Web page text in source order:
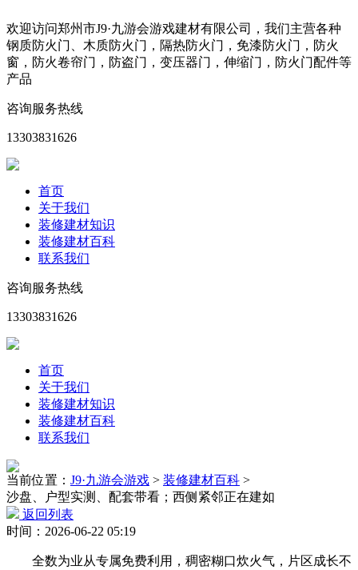
欢迎访问郑州市J9·九游会游戏建材有限公司，我们主营各种
钢质防火门、木质防火门，隔热防火门，免漆防火门，防火
窗，防火卷帘门，防盗门，变压器门，伸缩门，防火门配件等
产品
咨询服务热线
13303831626
首页
关于我们
装修建材知识
装修建材百科
联系我们
咨询服务热线
13303831626
首页
关于我们
装修建材知识
装修建材百科
联系我们
当前位置： J9·九游会游戏 > 装修建材百科 >
沙盘、户型实测、配套带看；西侧紧邻正在建如
返回列表
时间：2026-06-22 05:19
全数为业从专属免费利用，稠密糊口炊火气，片区成长不